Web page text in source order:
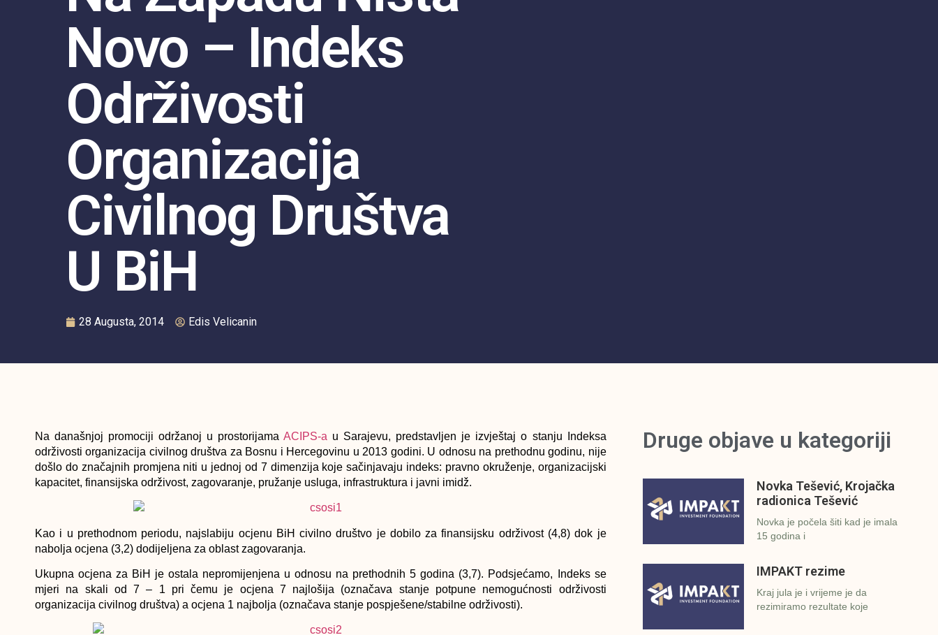
Novo – Indeks
Održivosti
Organizacija
Civilnog Društva
U BiH
28 Augusta, 2014 Edis Velicanin
Na današnjoj promociji održanoj u prostorijamaACIPS-a u Sarajevu, predstavljen je izvještaj o stanju Indeksa
održivosti organizacija civilnog društva za Bosnu i Hercegovinu u 2013 godini. U odnosu na prethodnu godinu, nije
došlo do značajnih promjena niti u jednoj od 7 dimenzija koje sačinjavaju indeks: pravno okruženje, organizacijski
kapacitet, finansijska održivost, zagovaranje, pružanje usluga, infrastruktura i javni imidž.
Kao i u prethodnom periodu, najslabiju ocjenu BiH civilno društvo je dobilo za finansijsku održivost (4,8) dok je
nabolja ocjena (3,2) dodijeljena za oblast zagovaranja.
Ukupna ocjena za BiH je ostala nepromijenjena u odnosu na prethodnih 5 godina (3,7). Podsjećamo, Indeks se
mjeri na skali od 7 – 1 pri čemu je ocjena 7 najlošija (označava stanje potpune nemogućnosti održivosti
organizacija civilnog društva) a ocjena 1 najbolja (označava stanje pospješene/stabilne održivosti).
Druge objave u kategoriji
Novka Tešević, Krojačka
radionica Tešević
Novka je počela šiti kad je imala
15 godina i
IMPAKT rezime
Kraj jula je i vrijeme je da
rezimiramo rezultate koje